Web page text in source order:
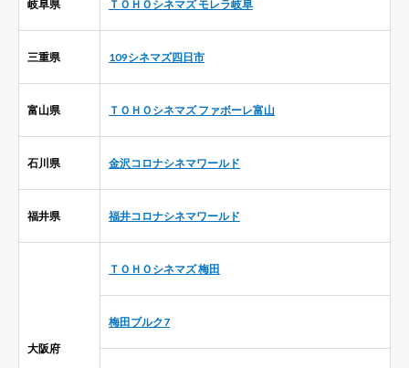
岐阜県 ＴＯＨＯシネマズ モレラ岐阜
三重県 109シネマズ四日市
富山県 ＴＯＨＯシネマズ ファボーレ富山
石川県 金沢コロナシネマワールド
福井県 福井コロナシネマワールド
大阪府
ＴＯＨＯシネマズ 梅田
梅田ブルク7